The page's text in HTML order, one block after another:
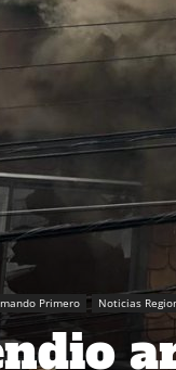
Primero Noticias